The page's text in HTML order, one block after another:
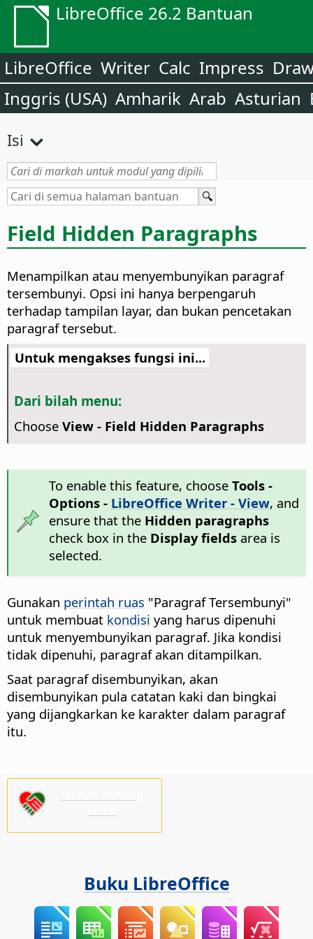
LibreOffice 26.2 Bantuan
LibreOffice Writer Calc Impress
Inggris (USA) Amharik Arab Asturian
Isi
Field Hidden Paragraphs
Menampilkan atau menyembunyikan paragraf
tersembunyi. Opsi ini hanya berpengaruh
terhadap tampilan layar, dan bukan pencetakan
paragraf tersebut.
Untuk mengakses fungsi ini...
Dari bilah menu:
Choose View - Field Hidden Paragraphs
To enable this feature, choose Tools -
Options- LibreOffice Writer - View, and
ensure that the Hidden paragraphs
check box in the Display fieldsarea is
selected.
Gunakan perintah ruas "Paragraf Tersembunyi"
untuk membuat kondisi yang harus dipenuhi
untuk menyembunyikan paragraf. Jika kondisi
tidak dipenuhi, paragraf akan ditampilkan.
Saat paragraf disembunyikan, akan
disembunyikan pula catatan kaki dan bingkai
yang dijangkarkan ke karakter dalam paragraf
itu.
Buku LibreOffice